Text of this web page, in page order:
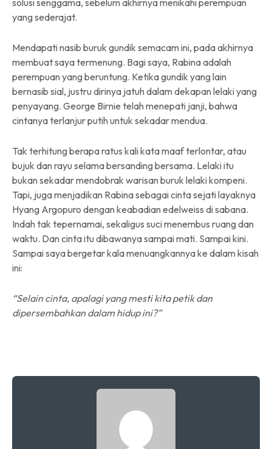
yang sederajat.
Mendapati nasib buruk gundik semacam ini, pada akhirnya
membuat saya termenung. Bagi saya, Rabina adalah
perempuan yang beruntung. Ketika gundik yang lain
bernasib sial, justru dirinya jatuh dalam dekapan lelaki yang
penyayang. George Birnie telah menepati janji, bahwa
cintanya terlanjur putih untuk sekadar mendua.
Tak terhitung berapa ratus kali kata maaf terlontar, atau
bujuk dan rayu selama bersanding bersama. Lelaki itu
bukan sekadar mendobrak warisan buruk lelaki kompeni.
Tapi, juga menjadikan Rabina sebagai cinta sejati layaknya
Hyang Argopuro dengan keabadian edelweiss di sabana.
Indah tak tepernamai, sekaligus suci menembus ruang dan
waktu. Dan cinta itu dibawanya sampai mati. Sampai kini.
Sampai saya bergetar kala menuangkannya ke dalam kisah
ini:
“Selain cinta, apalagi yang mesti kita petik dan
dipersembahkan dalam hidup ini?”